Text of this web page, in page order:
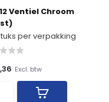
Ventiel Chroom
per verpakking
Excl. btw